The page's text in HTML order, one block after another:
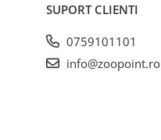
SUPORT CLIENTI
0759101101
info@zoopoint.ro